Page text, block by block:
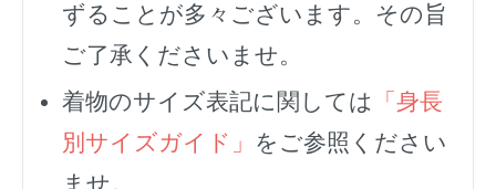
ずることが多々ございます。その旨
ご了承くださいませ。
着物のサイズ表記に関しては
「身長
別サイズガイド」 をご参照ください
ませ。